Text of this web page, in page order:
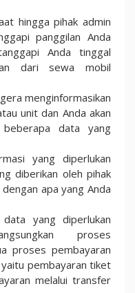
hingga pihak admin
panggilan Anda
Anda tinggal
dari sewa mobil
menginformasikan
unit dan Anda akan
data yang
yang diperlukan
diberikan oleh pihak
apa yang Anda
yang diperlukan
proses
proses pembayaran
pembayaran tiket
melalui transfer